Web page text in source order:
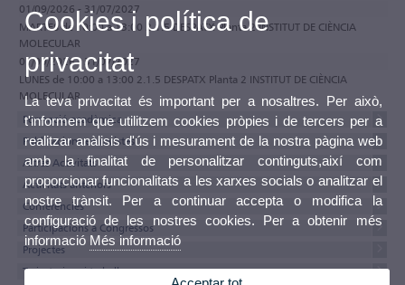
01/09/2026 - 31/07/2027
MARTES de 10:00 a 13:00 2.1.5 DESPATX Planta 2 INSTITUT DE CIÈNCIA
MOLECULAR
01/09/2026 - 31/07/2027
LUNES de 10:00 a 13:00 2.1.5 DESPATX Planta 2 INSTITUT DE CIÈNCIA
MOLECULAR
Formació acadèmica
Publicacions en revistes
Altres Activitats
Activitats anteriors
Conferències
Participacions a Congressos
Projectes
Tesis, tesines i treballs
Cookies i política de
privacitat
La teva privacitat és important per a nosaltres. Per això,
t'informem que utilitzem cookies pròpies i de tercers per a
realitzar anàlisis d'ús i mesurament de la nostra pàgina web
amb la finalitat de personalitzar continguts,així com
proporcionar funcionalitats a les xarxes socials o analitzar el
nostre trànsit. Per a continuar accepta o modifica la
configuració de les nostres cookies. Per a obtenir més
informació Més informació